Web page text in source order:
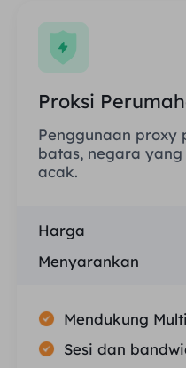
Proksi
Penggunaan proxy
batas, negara
acak.
Harga
Menyarankan
Mendukung
Sesi dan